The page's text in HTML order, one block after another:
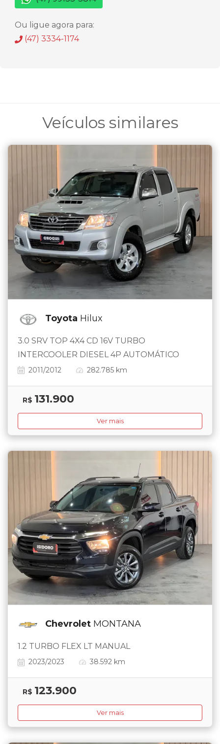
Ou ligue agora para:
(47) 3334-1174
Veículos similares
Toyota Hilux
3.0 SRV TOP 4X4 CD 16V TURBO
INTERCOOLER DIESEL 4P AUTOMÁTICO
2011/2012 282.785 km
R$ 131.900
Ver mais
Chevrolet MONTANA
1.2 TURBO FLEX LT MANUAL
2023/2023 38.592 km
R$ 123.900
Ver mais